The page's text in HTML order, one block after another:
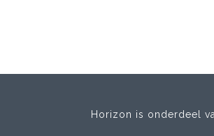
Horizon is onderdeel